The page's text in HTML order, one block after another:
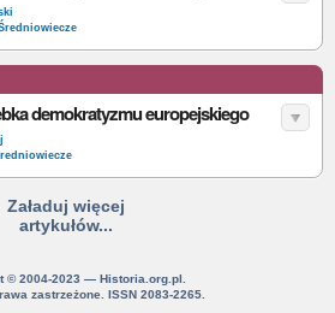
demokratyzmu europejskiego
Załaduj więcej
artykułów...
© 2004-2023 — Historia.org.pl.
zastrzeżone. ISSN 2083-2265.